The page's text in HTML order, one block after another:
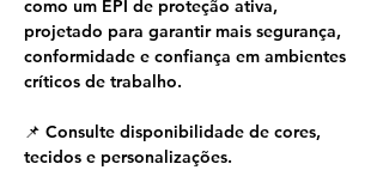
como um EPI de proteção ativa,
projetado para garantir mais segurança,
conformidade e confiança em ambientes
críticos de trabalho.
📌 Consulte disponibilidade de cores,
tecidos e personalizações.